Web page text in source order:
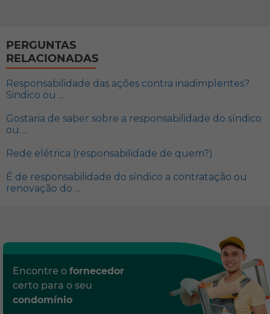
PERGUNTAS
RELACIONADAS
Responsabilidade das ações contra inadimplentes?
Sindico ou ...
Gostaria de saber sobre a responsabilidade do síndico
ou ...
Rede elétrica (responsabilidade de quem?)
É de responsabilidade do síndico a contratação ou
renovação do ...
Encontre o fornecedor
certo para o seu
condomínio